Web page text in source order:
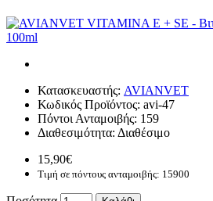
Κατασκευαστής: AVIANVET
Κωδικός Προϊόντος: avi-47
Πόντοι Ανταμοιβής: 159
Διαθεσιμότητα: Διαθέσιμο
15,90€
Τιμή σε πόντους ανταμοιβής: 15900